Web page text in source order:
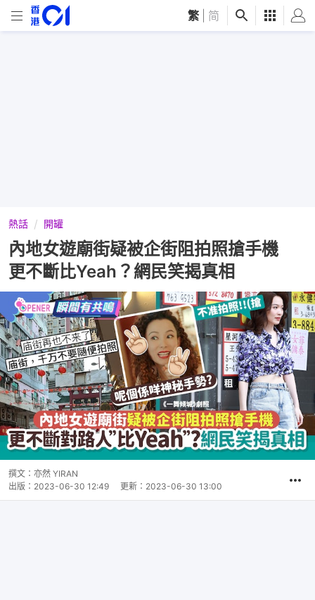
繁 简
熱話 開罐
內地女遊廟街疑被企街阻拍照搶手機
更不斷比Yeah？網民笑揭真相
撰文： 亦然 YIRAN
出版： 2023-06-30 12:49 更新： 2023-06-30 13:00